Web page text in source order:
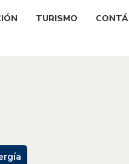
TURISMO